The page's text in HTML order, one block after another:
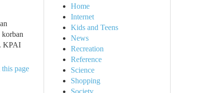
korban
KPAI
page
Home
Internet
Kids and Teens
News
Recreation
Reference
Science
Shopping
Society